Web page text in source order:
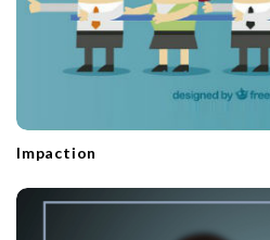
Impaction